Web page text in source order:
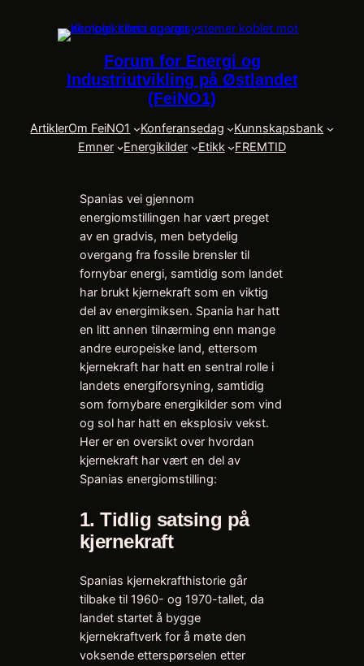
Forum for Energi og
Industriutvikling på Østlandet
(FeiNO1)
ArtiklerOm FeiNO1 Konferansedag
Kunnskapsbank
Emner
Energikilder Etikk FREMTID
Spanias vei gjennom
energiomstillingen har vært preget
av en gradvis, men betydelig
overgang fra fossile brensler til
fornybar energi, samtidig som landet
har brukt kjernekraft som en viktig
del av energimiksen. Spania har hatt
en litt annen tilnærming enn mange
andre europeiske land, ettersom
kjernekraft har hatt en sentral rolle i
landets energiforsyning, samtidig
som fornybare energikilder som vind
og sol har hatt en eksplosiv vekst.
Her er en oversikt over hvordan
kjernekraft har vært en del av
Spanias energiomstilling:
1.Tidlig satsing på
kjernekraft
Spanias kjernekrafthistorie går
tilbake til 1960- og 1970-tallet, da
landet startet å bygge
kjernekraftverk for å møte den
voksende etterspørselen etter